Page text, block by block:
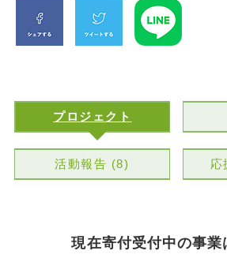
プロジェクト
活動報告 (8) 応
現在寄付受付中の事業